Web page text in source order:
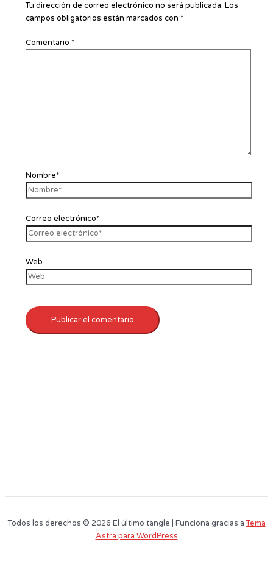
Tu dirección de correo electrónico no será publicada. Los
campos obligatorios están marcados con *
Comentario *
Nombre*
Correo electrónico*
Web
Todos los derechos © 2026 El último tangle | Funciona gracias aTema
Astra para WordPress